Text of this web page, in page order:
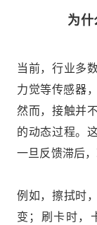
为什
当前，行业多
力觉等传感器
然而，接触并
的动态过程。
一旦反馈滞后
例如，擦拭时
变；刷卡时，